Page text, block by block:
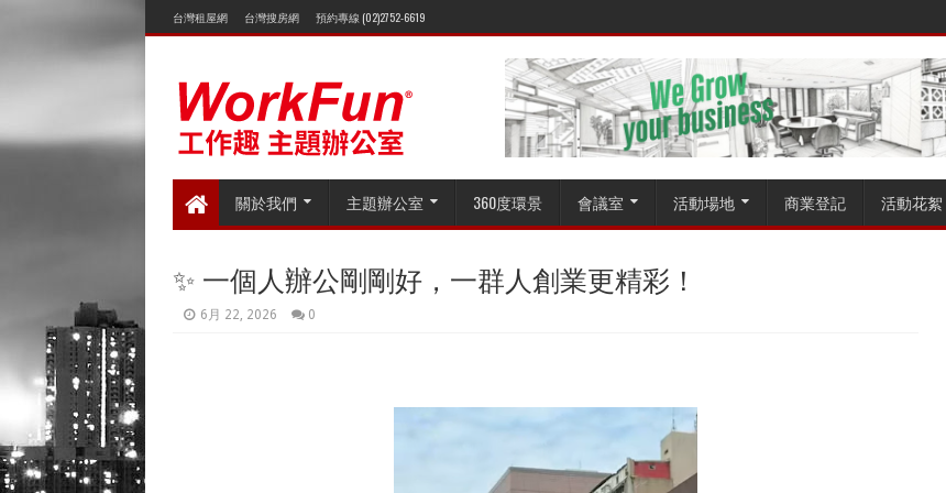
台灣租屋網 台灣搜房網 預約專線 (02)2752-6619
關於我們 主題辦公室 360度環景 會議室 活動場地 商業登記 活動花絮
✨ 一個人辦公剛剛好，一群人創業更精彩！
6月 22, 2026 0